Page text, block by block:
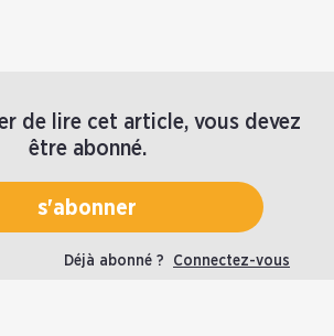
de lire cet article, vous devez
être abonné.
s'abonner
Déjà abonné ? Connectez-vous